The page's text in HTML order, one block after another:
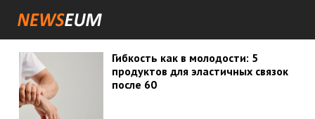
Гибкость как в молодости: 5
продуктов для эластичных связок
после 60